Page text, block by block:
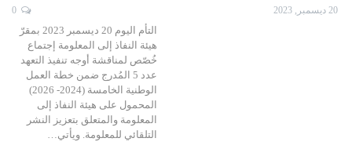
20 ديسمبر, 2023
التأم اليوم 20 ديسمبر 2023 بمقرّ
هيئة النفاذ إلى المعلومة إجتماع
خُصّص لمناقشة أوجه تنفيذ التعهد
عدد 5 المُدرج ضمن خطة العمل
الوطنية الخامسة (2024- 2026)
المحمول على هيئة النفاذ إلى
المعلومة والمتعلق بتعزيز النشر
التلقائي للمعلومة. ويأتي…